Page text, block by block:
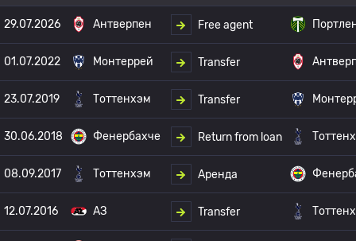
29.07.2026 Антверпен Free agent
01.07.2022 Монтеррей Transfer
23.07.2019 Тоттенхэм Transfer
30.06.2018 Фенербахче Return from loan
08.09.2017 Тоттенхэм Аренда
12.07.2016 АЗ Transfer